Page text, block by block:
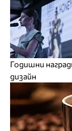
Годишни
дизайн